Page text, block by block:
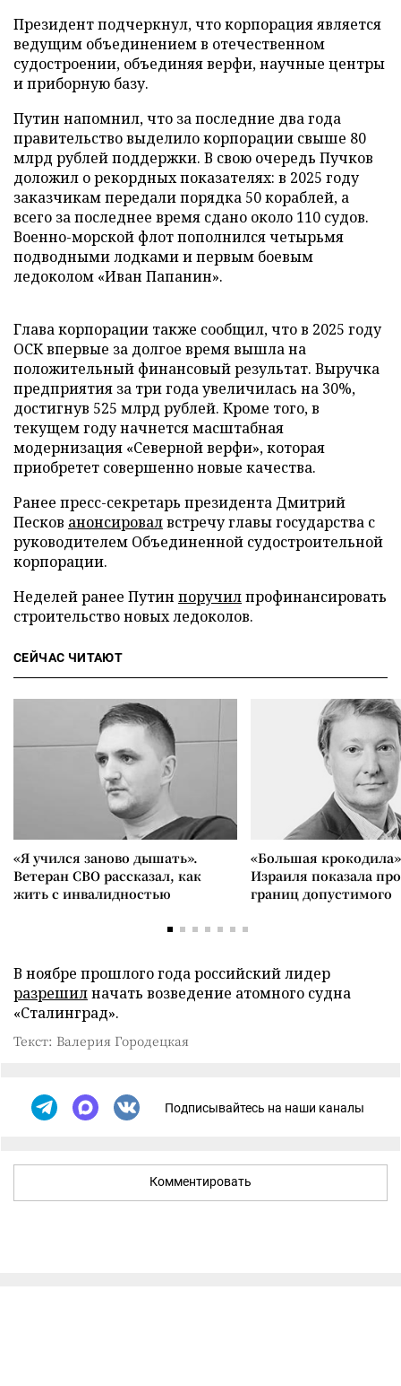
Президент подчеркнул, что корпорация является
ведущим объединением в отечественном
судостроении, объединяя верфи, научные центры
и приборную базу.
Путин напомнил, что за последние два года
правительство выделило корпорации свыше 80
млрд рублей поддержки. В свою очередь Пучков
доложил о рекордных показателях: в 2025 году
заказчикам передали порядка 50 кораблей, а
всего за последнее время сдано около 110 судов.
Военно-морской флот пополнился четырьмя
подводными лодками и первым боевым
ледоколом «Иван Папанин».
Глава корпорации также сообщил, что в 2025 году
ОСК впервые за долгое время вышла на
положительный финансовый результат. Выручка
предприятия за три года увеличилась на 30%,
достигнув 525 млрд рублей. Кроме того, в
текущем году начнется масштабная
модернизация «Северной верфи», которая
приобретет совершенно новые качества.
Ранее пресс-секретарь президента Дмитрий
Песков анонсировалвстречу главы государства с
руководителем Объединенной судостроительной
корпорации.
Неделей ранее Путин поручилпрофинансировать
строительство новых ледоколов.
СЕЙЧАС ЧИТАЮТ
«Я учился заново дышать».
Ветеран СВО рассказал, как
жить с инвалидностью
«Большая
Израиля показала
границ допустимого
В ноябре прошлого года российский лидер
разрешилначать возведение атомного судна
«Сталинград».
Текст: Валерия Городецкая
Подписывайтесь на наши каналы
Комментировать